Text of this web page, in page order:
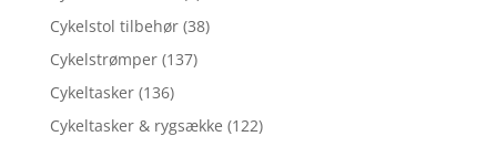
Cykelstol tilbehør (38)
Cykelstrømper (137)
Cykeltasker (136)
Cykeltasker & rygsække (122)